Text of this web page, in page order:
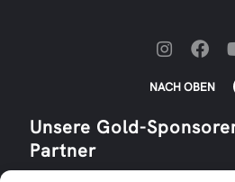
NACH OBEN
Unsere Gold-
Partner